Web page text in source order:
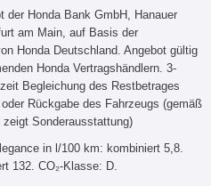
der Honda Bank GmbH, Hanauer
am Main, auf Basis der
Honda Deutschland. Angebot gültig
Honda Vertragshändlern. 3-
Begleichung des Restbetrages
Rückgabe des Fahrzeugs (gemäß
zeigt Sonderausstattung)
in l/100 km: kombiniert 5,8.
132. CO₂-Klasse: D.